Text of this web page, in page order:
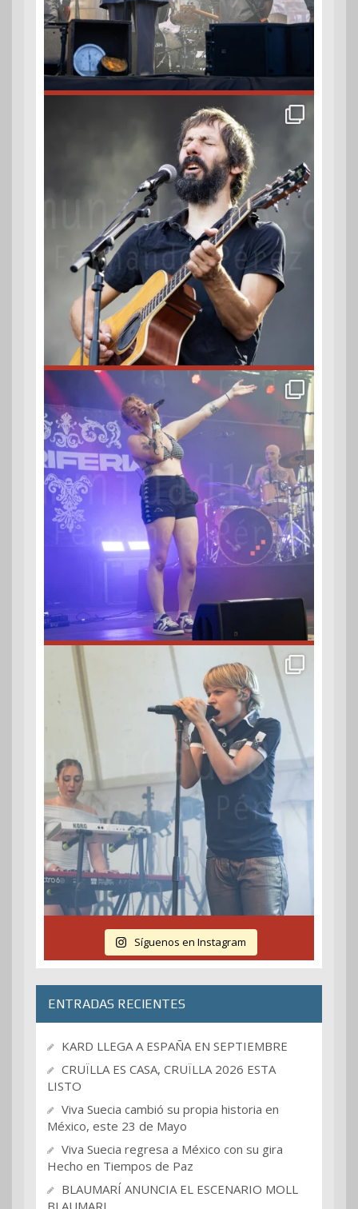
Síguenos en Instagram
ENTRADAS RECIENTES
KARD LLEGA A ESPAÑA EN SEPTIEMBRE
CRUÏLLA ES CASA, CRUÏLLA 2026 ESTA
LISTO
Viva Suecia cambió su propia historia en
México, este 23 de Mayo
Viva Suecia regresa a México con su gira
Hecho en Tiempos de Paz
BLAUMARÍ ANUNCIA EL ESCENARIO MOLL